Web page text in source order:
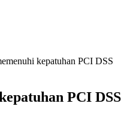
kepatuhan PCI DSS
PCI DSS